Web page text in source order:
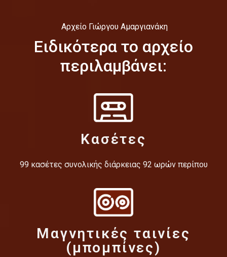
Αρχείο Γιώργου Αμαργιανάκη
Ειδικότερα το αρχείο
περιλαμβάνει:
Κασέτες
99 κασέτες συνολικής διάρκειας 92 ωρών περίπου
Μαγνητικές ταινίες
(μπομπίνες)